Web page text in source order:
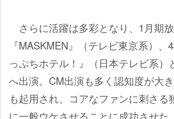
さらに活躍は多彩となり、1月期
『MASKMEN』（テレビ東京系）
っぷちホテル！』（日本テレビ系）
へ出演。CM出演も多く認知度が大
も起用され、コアなファンに刺さる
に一般ウケさせることに成功させた。